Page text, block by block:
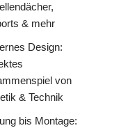
& mehr
Design:
von
& Technik
bis Montage: